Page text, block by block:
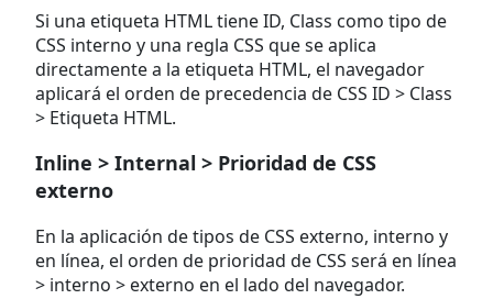
Si una etiqueta HTML tiene ID, Class como tipo de
CSS interno y una regla CSS que se aplica
directamente a la etiqueta HTML, el navegador
aplicará el orden de precedencia de CSS ID > Class
> Etiqueta HTML.
Inline > Internal > Prioridad de CSS
externo
En la aplicación de tipos de CSS externo, interno y
en línea, el orden de prioridad de CSS será en línea
> interno > externo en el lado del navegador.